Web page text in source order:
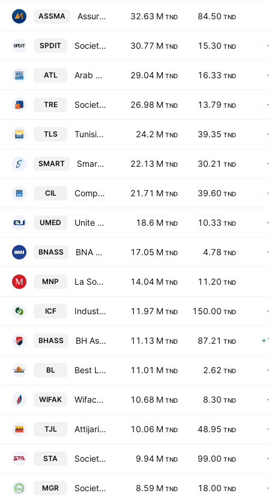
ASSMA Assurances Maghrebia S.A 32.63 M TND 84.50 TND
SPDIT Societe de Placements et de Developpement Industriel et Touristique SA 30.77 M TND 15.30 TND
ATL Arab Tunisian Lease SA 29.04 M TND 16.33 TND
TRE Societe Tunisienne de Reassurance 26.98 M TND 13.79 TND
TLS Tunisie Leasing & Factoring SA 24.2 M TND 39.35 TND
SMART Smart Tunisie 22.13 M TND 30.21 TND
CIL Compagnie Internationale de Leasing 21.71 M TND 39.60 TND
UMED Unite de Fabrication de Medicaments 18.6 M TND 10.33 TND
BNASS BNA Assurances 17.05 M TND 4.78 TND
MNP La Societe Nouvelle Maison de la Ville de Tunis-Monoprix SA 14.04 M TND 11.20 TND
ICF Industries Chimiques du Fluor 11.97 M TND 150.00 TND
BHASS BH Assurance SA 11.13 M TND 87.21 TND
BL Best Lease 11.01 M TND 2.62 TND
WIFAK Wifack International Bank SA 10.68 M TND 8.30 TND
TJL Attijari Leasing SA 10.06 M TND 48.95 TND
STA Societe Tunisienne d'Automobiles SA 9.94 M TND 99.00 TND
MGR Societe Tunisienne des Marches de Gros SA 8.59 M TND 18.00 TND